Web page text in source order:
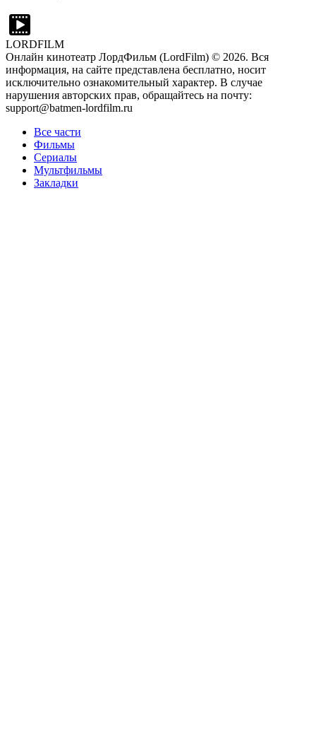
LORDFILM
Онлайн кинотеатр ЛордФильм (LordFilm) © 2026. Вся
информация, на сайте представлена бесплатно, носит
исключительно ознакомительный характер. В случае
нарушения авторских прав, обращайтесь на почту:
support@batmen-lordfilm.ru
Все части
Фильмы
Сериалы
Мультфильмы
Закладки